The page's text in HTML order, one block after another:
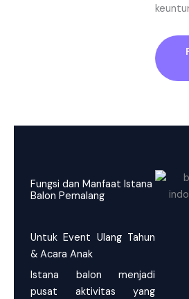
Fungsi dan Manfaat Istana
Balon Pemalang
Untuk Event Ulang Tahun
& Acara Anak
Istana balon menjadi
pusat aktivitas yang